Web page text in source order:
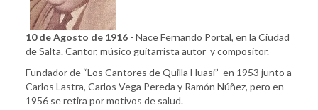
10 de Agosto de 1916 - Nace Fernando Portal, en la Ciudad
de Salta. Cantor, músico guitarrista autor y compositor.
Fundador de “Los Cantores de Quilla Huasi” en 1953 junto a
Carlos Lastra, Carlos Vega Pereda y Ramón Núñez, pero en
1956 se retira por motivos de salud.